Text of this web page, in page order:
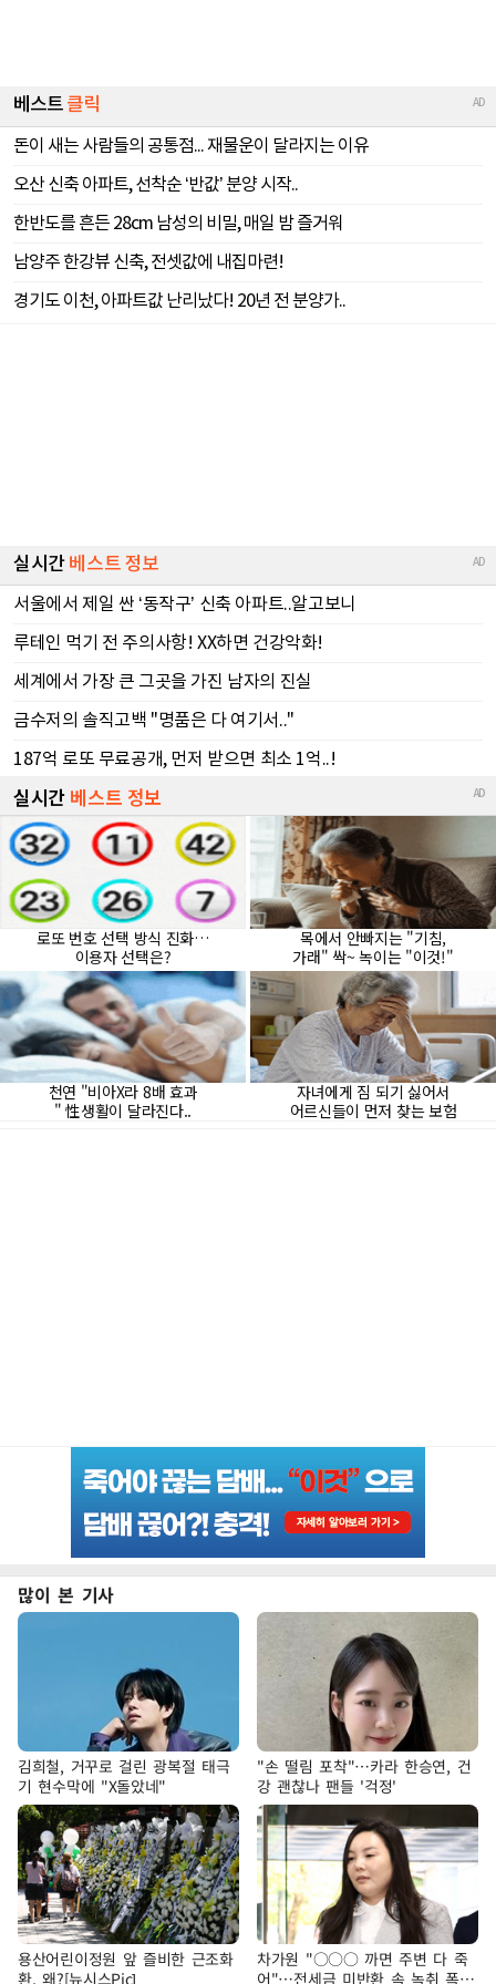
많이 본 기사
김희철, 거꾸로 걸린 광복절 태극
기 현수막에 "X돌았네"
"손 떨림 포착"…카라 한승연, 건
강 괜찮나 팬들 '걱정'
용산어린이정원 앞 즐비한 근조화
환, 왜?[뉴시스Pic]
차가원 "○○○ 까면 주변 다 죽
어"…전세금 미반환 속 녹취 폭로